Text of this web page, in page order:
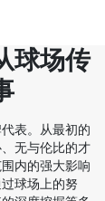
球场传
表。从最初的
无与伦比的才
内的强大影响
球场上的努